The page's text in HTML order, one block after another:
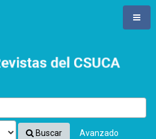
Sánchez González,
Buscar Avanzado